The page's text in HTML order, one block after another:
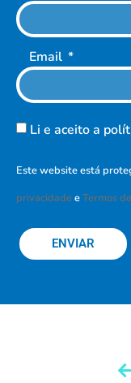
Email
Li e aceito a
Este website está
privacidadeeTermos
ENVIAR